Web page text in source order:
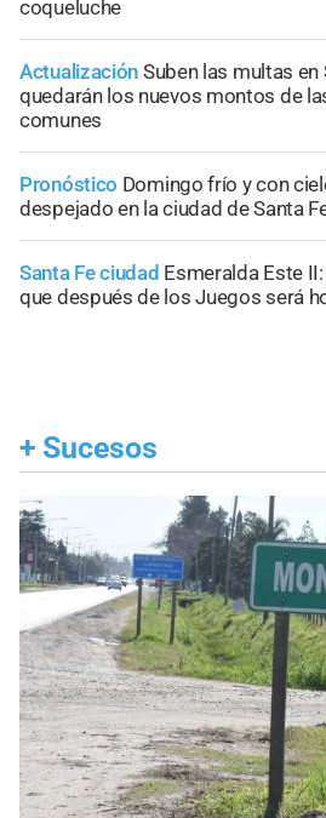
coqueluche
Actualización Suben las multas en
quedarán los nuevos montos de
comunes
Pronóstico Domingo frío y con
despejado en la ciudad de Santa
Santa Fe ciudad Esmeralda Este
que después de los Juegos será
+ Sucesos